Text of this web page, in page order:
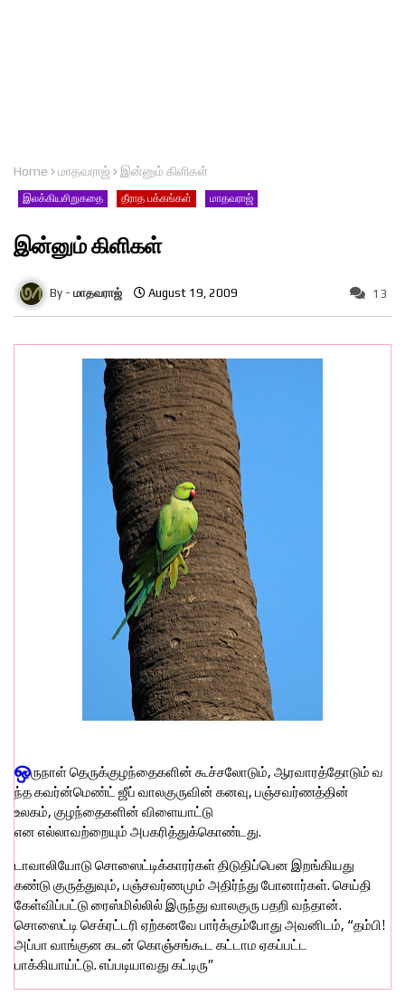
Home மாதவராஜ் இன்னும் கிளிகள்
இலக்கியசிறுகதை தீராத பக்கங்கள் மாதவராஜ்
இன்னும் கிளிகள்
மாதவராஜ் August 19, 2009 13
ஒருநாள் தெருக்குழந்தைகளின் கூச்சலோடும், ஆரவாரத்தோடும் வ
ந்த கவர்ன்மெண்ட் ஜீப் வாலகுருவின் கனவு, பஞ்சவர்ணத்தின்
உலகம், குழந்தைகளின் விளையாட்டு
என எல்லாவற்றையும் அபகரித்துக்கொண்டது.
டாவாலியோடு சொஸைட்டிக்காரர்கள் திடுதிப்பென இறங்கியது
கண்டு குருத்துவும், பஞ்சவர்ணமும் அதிர்ந்து போனார்கள். செய்தி
கேள்விப்பட்டு ரைஸ்மில்லில் இருந்து வாலகுரு பதறி வந்தான்.
சொஸைட்டி செக்ரட்டரி ஏற்கனவே பார்க்கும்போது அவனிடம், “தம்பி!
அப்பா வாங்குன கடன் கொஞ்சங்கூட கட்டாம ஏகப்பட்ட
பாக்கியாய்ட்டு. எப்படியாவது கட்டிரு”